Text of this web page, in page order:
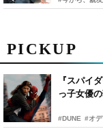
PICKUP
『スパイ
っ子女優
#DUNE #オ